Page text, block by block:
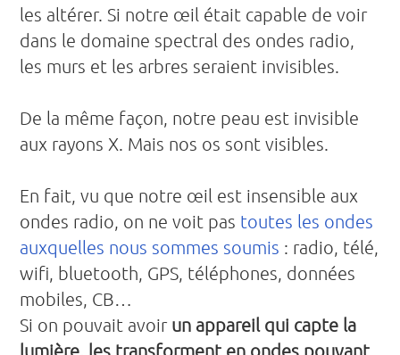
les altérer. Si notre œil était capable de voir
dans le domaine spectral des ondes radio,
les murs et les arbres seraient invisibles.
De la même façon, notre peau est invisible
aux rayons X. Mais nos os sont visibles.
En fait, vu que notre œil est insensible aux
ondes radio, on ne voit pas toutes les ondes
auxquelles nous sommes soumis : radio, télé,
wifi, bluetooth, GPS, téléphones, données
mobiles, CB…
Si on pouvait avoir un appareil qui capte la
lumière, les transforment en ondes pouvant